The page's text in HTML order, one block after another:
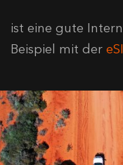
ist eine gute
Beispiel mit der